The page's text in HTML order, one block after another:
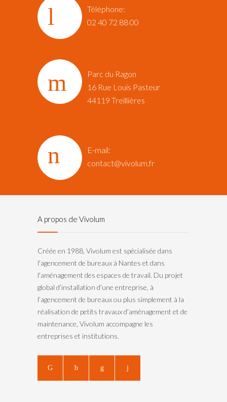
Téléphone:
02 40 72 88 00
Parc du Ragon
16 Rue Louis Pasteur‎
44119 Treillières
E-mail:
contact@vivolum.fr
A propos de Vivolum
Créée en 1988, Vivolum est spécialisée dans
l'agencement de bureaux à Nantes et dans
l'aménagement des espaces de travail. Du projet
global d’installation d’une entreprise, à
l’agencement de bureaux ou plus simplement à la
réalisation de petits travaux d’aménagement et de
maintenance, Vivolum accompagne les
entreprises et institutions.